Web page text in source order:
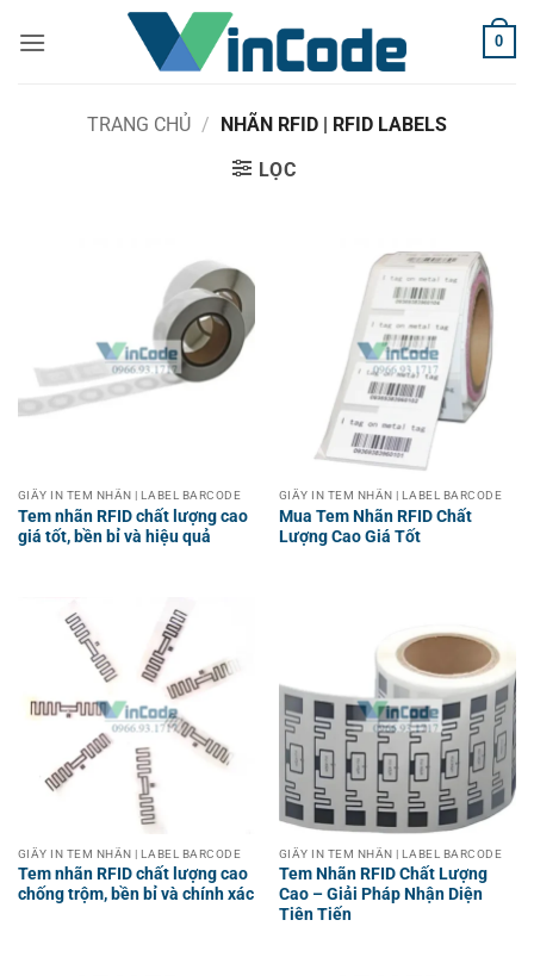
qua
0
TRANG CHỦ / NHÃN RFID | RFID LABELS
LỌC
GIẤY IN TEM NHÃN | LABEL BARCODE
Tem nhãn RFID chất lượng cao
giá tốt, bền bỉ và hiệu quả
GIẤY IN TEM NHÃN | LABEL BARCODE
Mua Tem Nhãn RFID Chất
Lượng Cao Giá Tốt
GIẤY IN TEM NHÃN | LABEL BARCODE
Tem nhãn RFID chất lượng cao
chống trộm, bền bỉ và chính xác
GIẤY IN TEM NHÃN | LABEL BARCODE
Tem Nhãn RFID Chất Lượng
Cao – Giải Pháp Nhận Diện
Tiên Tiến